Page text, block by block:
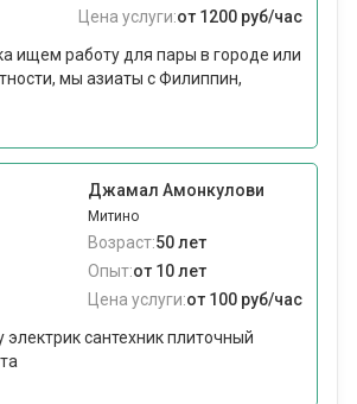
Цена услуги:от 1200 руб/час
ищем работу для пары в городе или
мы азиаты с Филиппин,
Джамал Амонкулови
Митино
Возраст:50 лет
Опыт:от 10 лет
Цена услуги:от 100 руб/час
сантехник плиточный